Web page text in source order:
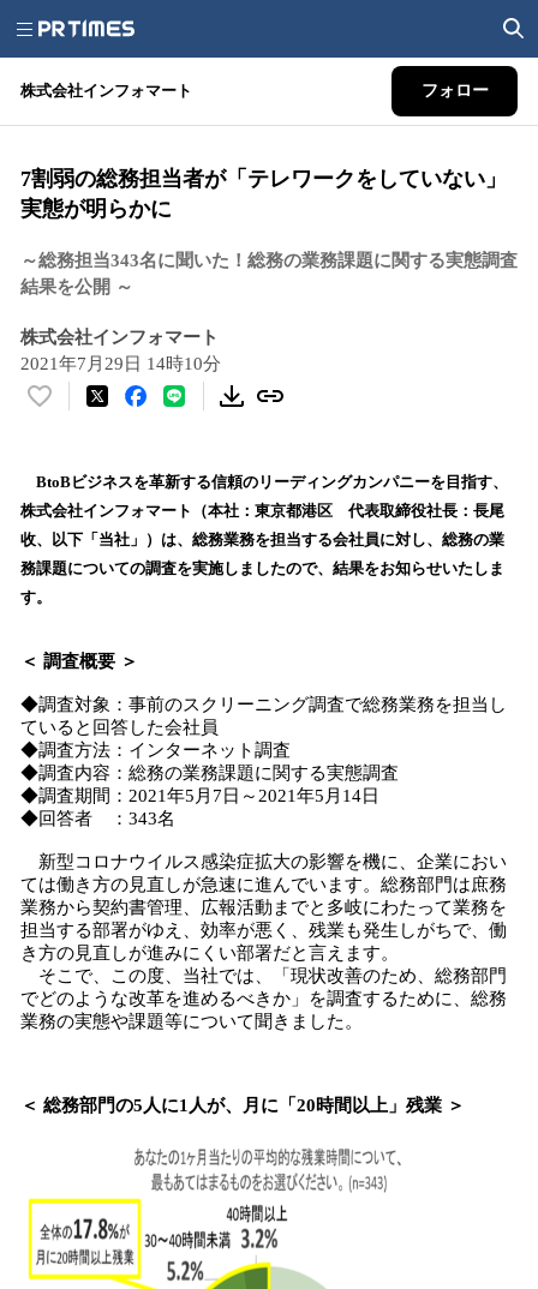
株式会社インフォマート フォロー
7割弱の総務担当者が「テレワークをしていない」
実態が明らかに
～総務担当343名に聞いた！総務の業務課題に関する実態調査
結果を公開 ～
株式会社インフォマート
2021年7月29日 14時10分
い
！
数
を
読
込
中
す
BtoBビジネスを革新する信頼のリーディングカンパニーを目指す、
株式会社インフォマート（本社：東京都港区 代表取締役社長：長尾
收、以下「当社」）は、総務業務を担当する会社員に対し、総務の業
務課題についての調査を実施しましたので、結果をお知らせいたしま
す。
＜ 調査概要 ＞
◆調査対象：事前のスクリーニング調査で総務業務を担当し
ていると回答した会社員
◆調査方法：インターネット調査
◆調査内容：総務の業務課題に関する実態調査
◆調査期間：2021年5月7日～2021年5月14日
◆回答者 ：343名
新型コロナウイルス感染症拡大の影響を機に、企業におい
ては働き方の見直しが急速に進んでいます。総務部門は庶務
業務から契約書管理、広報活動までと多岐にわたって業務を
担当する部署がゆえ、効率が悪く、残業も発生しがちで、働
き方の見直しが進みにくい部署だと言えます。
そこで、この度、当社では、「現状改善のため、総務部門
でどのような改革を進めるべきか」を調査するために、総務
業務の実態や課題等について聞きました。
＜ 総務部門の5人に1人が、月に「20時間以上」残業 ＞